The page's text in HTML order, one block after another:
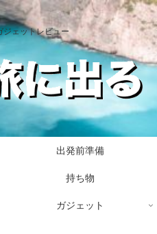
ジェットレビュー
出発前準備
持ち物
ガジェット